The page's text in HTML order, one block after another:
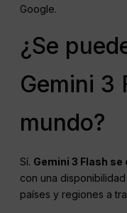
Google.
¿Se
Gemini 3
mundo?
Sí. Gemini 3 Flash
con una
países y regiones a